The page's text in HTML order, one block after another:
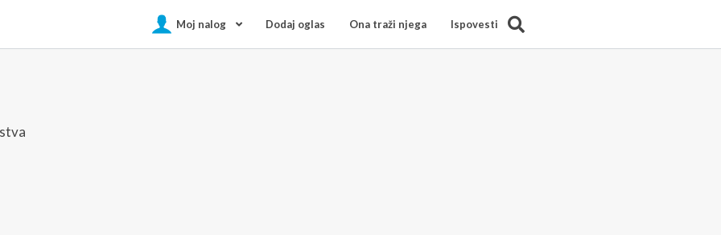
Moj nalog Dodaj oglas Ona traži njega Ispovesti